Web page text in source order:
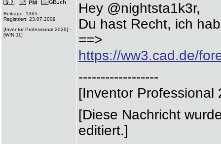
Beiträge: 1365
Registriert: 23.07.2009
[Inventor Professional 2026] -
[WIN 11]
Hey @nightsta1k3r,
Du hast Recht, ich
==>
https://ww3.cad.de/
------------------
[Inventor Professional
[Diese Nachricht
editiert.]